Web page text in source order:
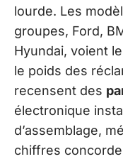
lourde. Les
groupes, Ford,
Hyundai, voient
le poids des
recensent des
électronique
d’assemblage,
chiffres